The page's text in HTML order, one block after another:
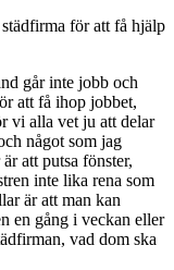
för att få hjälp
går inte jobb och
att få ihop jobbet,
vi alla vet ju att delar
något som jag
att putsa fönster,
inte lika rena som
är att man kan
en gång i veckan eller
vad dom ska